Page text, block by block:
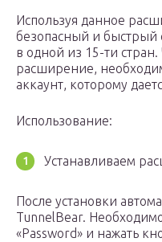
Используя данное
безопасный и быстрый
в одной из 15-ти
расширение,
аккаунт, которому
Использование:
Устанавливаем
После установки
TunnelBear.
«Password» и нажать